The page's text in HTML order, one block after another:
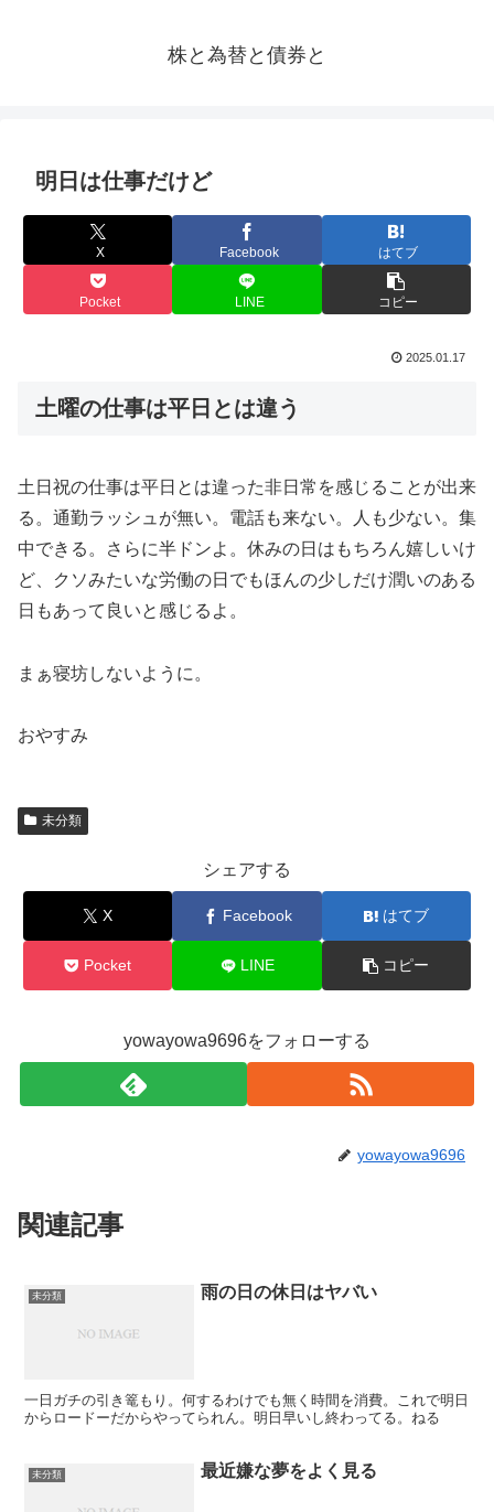
株と為替と債券と
明日は仕事だけど
X Facebook はてブ
Pocket LINE コピー
2025.01.17
土曜の仕事は平日とは違う
土日祝の仕事は平日とは違った非日常を感じることが出来
る。通勤ラッシュが無い。電話も来ない。人も少ない。集
中できる。さらに半ドンよ。休みの日はもちろん嬉しいけ
ど、クソみたいな労働の日でもほんの少しだけ潤いのある
日もあって良いと感じるよ。
まぁ寝坊しないように。
おやすみ
未分類
シェアする
X Facebook はてブ
Pocket LINE コピー
yowayowa9696をフォローする
yowayowa9696
関連記事
未分類 雨の日の休日はヤバい
一日ガチの引き篭もり。何するわけでも無く時間を消費。これで明日
からロードーだからやってられん。明日早いし終わってる。ねる
未分類 最近嫌な夢をよく見る